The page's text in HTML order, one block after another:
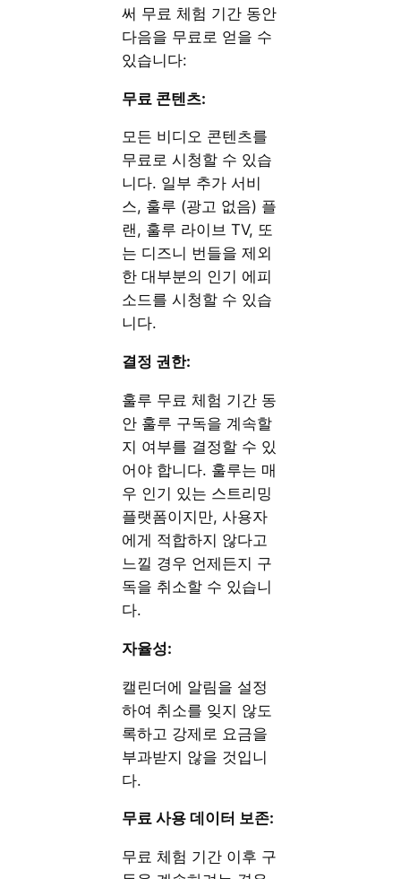
써 무료 체험 기간 동안
다음을 무료로 얻을 수
있습니다:
무료 콘텐츠:
모든 비디오 콘텐츠를
무료로 시청할 수 있습
니다. 일부 추가 서비
스, 훌루 (광고 없음) 플
랜, 훌루 라이브 TV, 또
는 디즈니 번들을 제외
한 대부분의 인기 에피
소드를 시청할 수 있습
니다.
결정 권한:
훌루 무료 체험 기간 동
안 훌루 구독을 계속할
지 여부를 결정할 수 있
어야 합니다. 훌루는 매
우 인기 있는 스트리밍
플랫폼이지만, 사용자
에게 적합하지 않다고
느낄 경우 언제든지 구
독을 취소할 수 있습니
다.
자율성:
캘린더에 알림을 설정
하여 취소를 잊지 않도
록하고 강제로 요금을
부과받지 않을 것입니
다.
무료 사용 데이터 보존:
무료 체험 기간 이후 구